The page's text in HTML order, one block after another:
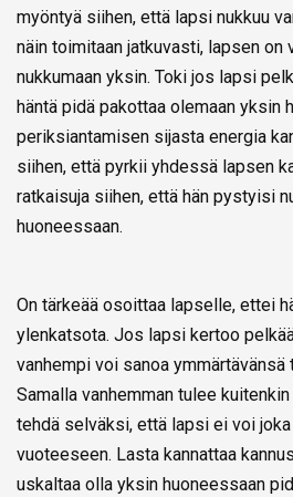
myöntyä siihen, että lapsi nukkuu
näin toimitaan jatkuvasti, lapsen on
nukkumaan yksin. Toki jos lapsi
häntä pidä pakottaa olemaan yksin
periksiantamisen sijasta energia
siihen, että pyrkii yhdessä lapsen
ratkaisuja siihen, että hän pystyisi
huoneessaan.
On tärkeää osoittaa lapselle, ettei
ylenkatsota. Jos lapsi kertoo
vanhempi voi sanoa ymmärtävänsä
Samalla vanhemman tulee
tehdä selväksi, että lapsi ei voi
vuoteeseen. Lasta kannattaa
uskaltaa olla yksin huoneessaan